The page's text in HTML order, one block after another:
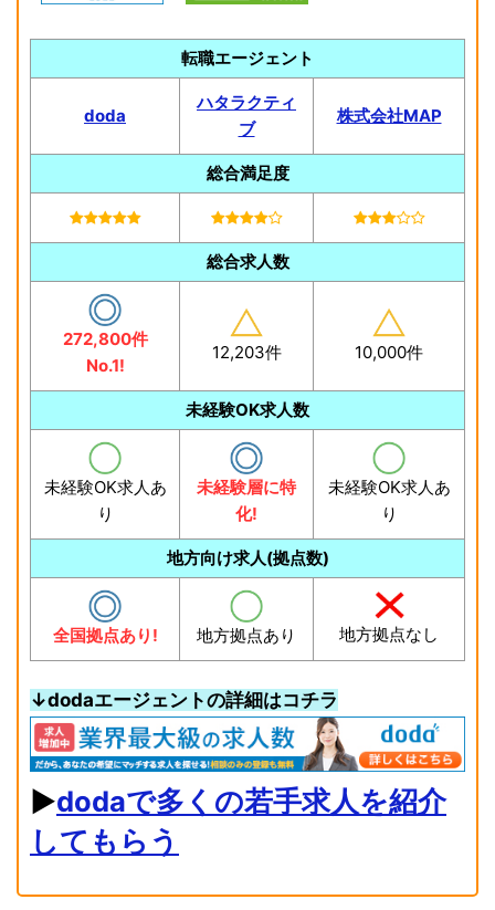
転職エージェント
doda
ハタラクティ
ブ
株式会社MAP
総合満足度
総合求人数
272,800件
No.1!
12,203件 10,000件
未経験OK求人数
未経験OK求人あ
り
未経験層に特
化!
未経験OK求人あ
り
地方向け求人(拠点数)
全国拠点あり! 地方拠点あり 地方拠点なし
↓dodaエージェントの詳細はコチラ
▶︎dodaで多くの若手求人を紹介
してもらう